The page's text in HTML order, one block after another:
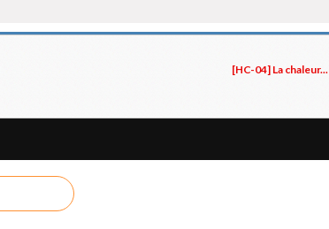
[HC-04] La chaleur...